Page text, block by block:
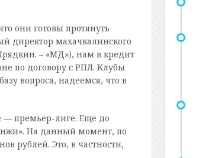
они готовы протянуть
директор махачкалинского
– «МД»), нам в кредит
по договору с РПЛ. Клубы
вопроса, надеемся, что в
— премьер-лиге. Еще до
На данный момент, по
рублей. Это, в частности,